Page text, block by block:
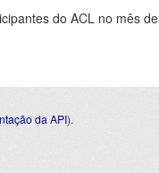
do ACL no mês de
da API).